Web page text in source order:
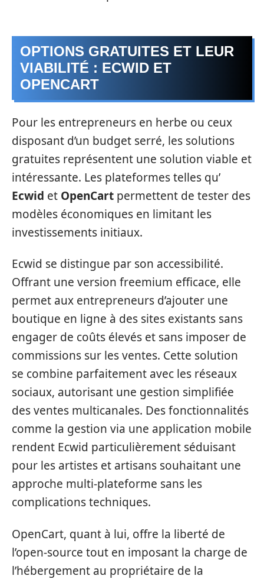
OPTIONS GRATUITES ET LEUR
VIABILITÉ : ECWID ET
OPENCART
Pour les entrepreneurs en herbe ou ceux
disposant d’un budget serré, les solutions
gratuites représentent une solution viable et
intéressante. Les plateformes telles qu’
Ecwid et OpenCart permettent de tester des
modèles économiques en limitant les
investissements initiaux.
Ecwid se distingue par son accessibilité.
Offrant une version freemium efficace, elle
permet aux entrepreneurs d’ajouter une
boutique en ligne à des sites existants sans
engager de coûts élevés et sans imposer de
commissions sur les ventes. Cette solution
se combine parfaitement avec les réseaux
sociaux, autorisant une gestion simplifiée
des ventes multicanales. Des fonctionnalités
comme la gestion via une application mobile
rendent Ecwid particulièrement séduisant
pour les artistes et artisans souhaitant une
approche multi-plateforme sans les
complications techniques.
OpenCart, quant à lui, offre la liberté de
l’open-source tout en imposant la charge de
l’hébergement au propriétaire de la